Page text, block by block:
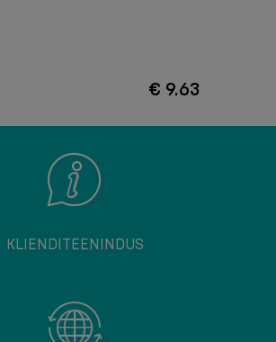
€ 9.63
KLIENDITEENINDUS